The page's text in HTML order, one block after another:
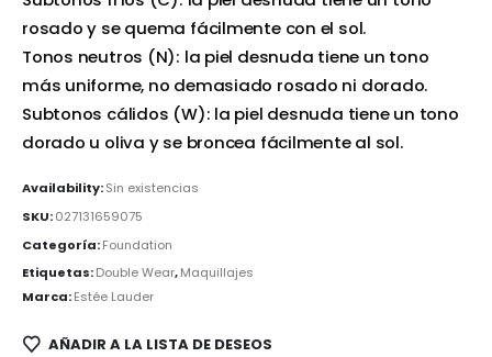
rosado y se quema fácilmente con el sol.
Tonos neutros (N): la piel desnuda tiene un tono
más uniforme, no demasiado rosado ni dorado.
Subtonos cálidos (W): la piel desnuda tiene un tono
dorado u oliva y se broncea fácilmente al sol.
Availability:Sin existencias
SKU:027131659075
Categoría:Foundation
Etiquetas:Double Wear,Maquillajes
Marca:Estée Lauder
AÑADIR A LA LISTA DE DESEOS